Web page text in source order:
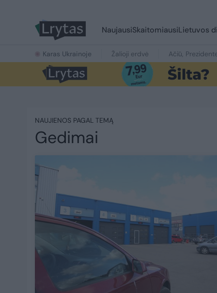
NaujausiSkaitomiausiLietuvos
Karas Ukrainoje Žalioji erdvė Ačiū,
NAUJIENOS PAGAL TEMĄ
Gedimai